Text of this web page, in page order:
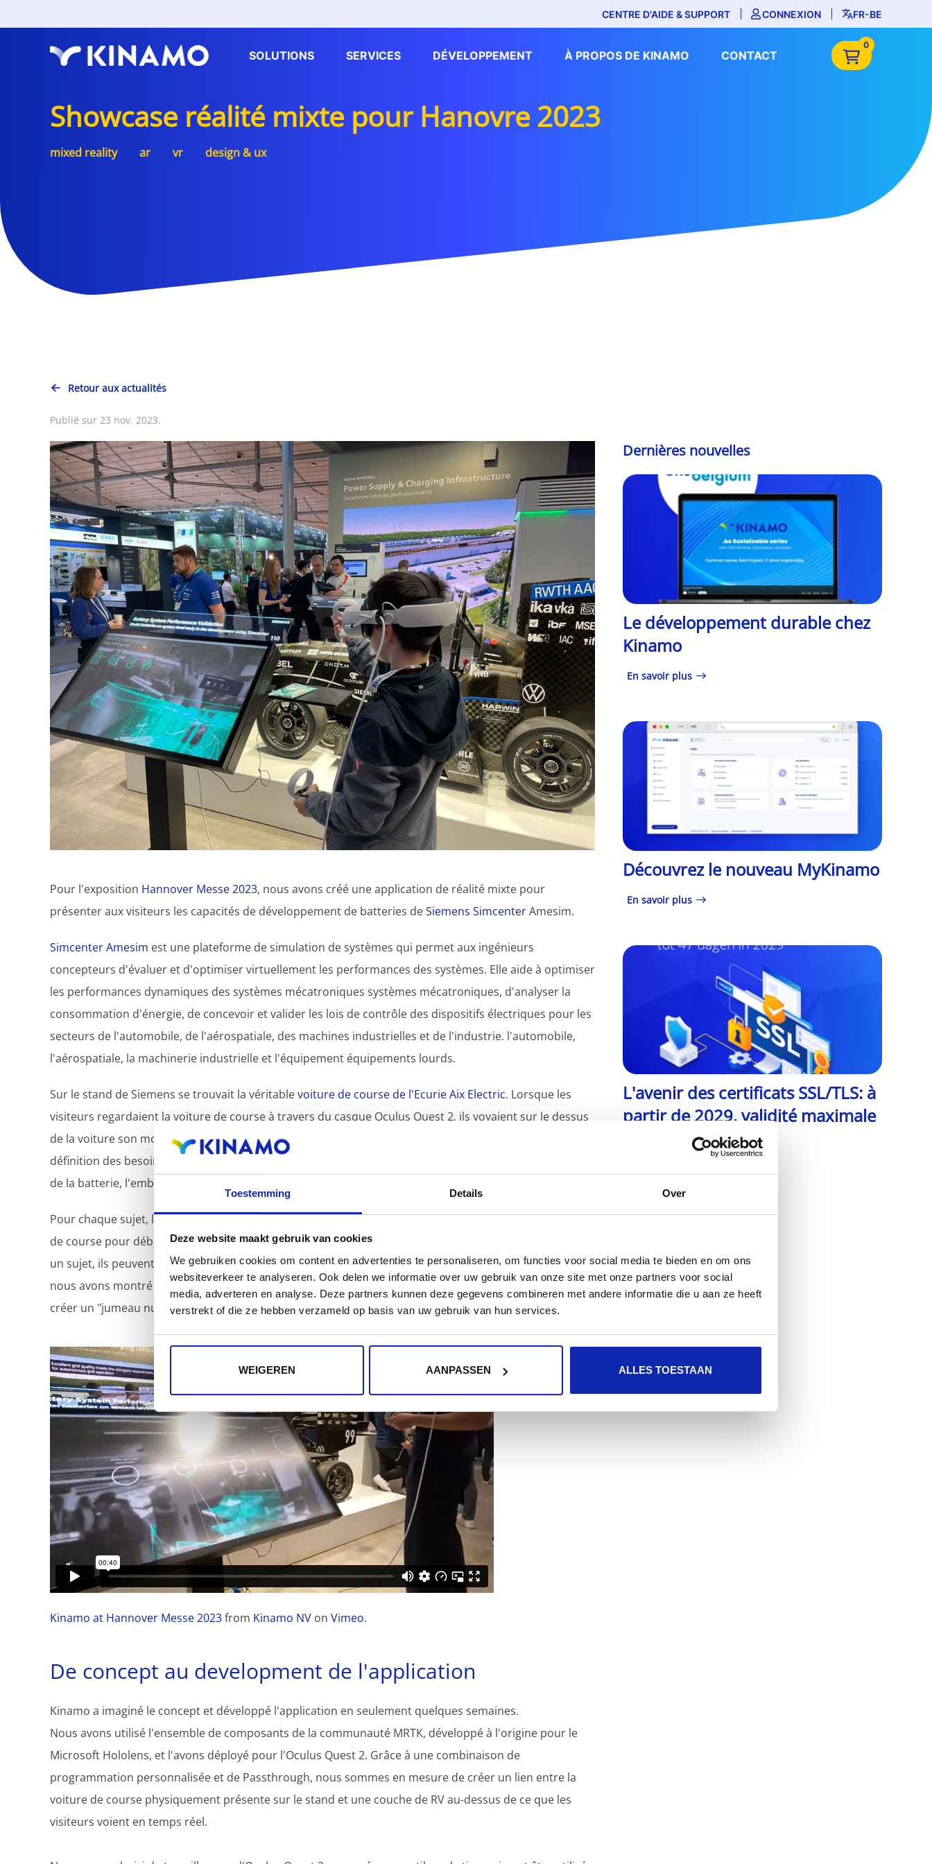
Toestemming Details Over
Deze website maakt gebruik van cookies
We gebruiken cookies om content en advertenties te personaliseren, om functies voor social media te bieden en om ons
websiteverkeer te analyseren. Ook delen we informatie over uw gebruik van onze site met onze partners voor social
media, adverteren en analyse. Deze partners kunnen deze gegevens combineren met andere informatie die u aan ze heeft
verstrekt of die ze hebben verzameld op basis van uw gebruik van hun services.
WEIGEREN AANPASSEN ALLES TOESTAAN
CENTRE D'AIDE & SUPPORT CONNEXION FR-BE
SOLUTIONS SERVICES DÉVELOPPEMENT À PROPOS DE KINAMO CONTACT
0
Showcase réalité mixte pour Hanovre 2023
mixed reality ar vr design & ux
Retour aux actualités
Publié sur 23 nov. 2023.
Pour l'exposition Hannover Messe 2023, nous avons créé une application de réalité mixte pour
présenter aux visiteurs les capacités de développement de batteries deSiemens SimcenterAmesim.
Simcenter Amesim est une plateforme de simulation de systèmes qui permet aux ingénieurs
concepteurs d'évaluer et d'optimiser virtuellement les performances des systèmes. Elle aide à optimiser
les performances dynamiques des systèmes mécatroniques systèmes mécatroniques, d'analyser la
consommation d'énergie, de concevoir et valider les lois de contrôle des dispositifs électriques pour les
secteurs de l'automobile, de l'aérospatiale, des machines industrielles et de l'industrie. l'automobile,
l'aérospatiale, la machinerie industrielle et l'équipement équipements lourds.
Sur le stand de Siemens se trouvait la véritablevoiture de course de l'Ecurie Aix Electric. Lorsque les
visiteurs regardaient la voiture de course à travers du casque Oculus Quest 2, ils voyaient sur le dessus
de la voiture son modèle CAD. Dans l'application, ils pouvaient découvrir des informations sur la
définition des besoins en matière de batterie, le refroidissement de la batterie, les exigences de charge
de la batterie, l'emballement thermique et le vieillissement et la dégradation des batteries.
Pour chaque sujet, les utilisateurs doivent placer une icône à un endroit précis au-dessus de la voiture
de course pour débloquer le niveau supplémentaire de l'application. Après avoir correctement activé
un sujet, ils peuvent d'abord inspecter, tenir et faire pivoter les modèles CAD. En lien avec chaque sujet,
nous avons montré aux visiteurs comment le logiciel Amesim est la solution dont ils ont besoin pour
créer un "jumeau numérique" sur lequel ils peuvent effectuer des simulations et des optimisations.
Kinamo at Hannover Messe 2023from Kinamo NV on Vimeo.
De concept au development de l'application
Kinamo a imaginé le concept et développé l'application en seulement quelques semaines.
Nous avons utilisé l'ensemble de composants de la communauté MRTK, développé à l'origine pour le
Microsoft Hololens, et l'avons déployé pour l'Oculus Quest 2. Grâce à une combinaison de
programmation personnalisée et de Passthrough, nous sommes en mesure de créer un lien entre la
voiture de course physiquement présente sur le stand et une couche de RV au-dessus de ce que les
visiteurs voient en temps réel.
Dernières nouvelles
Le développement durable chez
Kinamo
En savoir plus
Découvrez le nouveau MyKinamo
En savoir plus
L'avenir des certificats SSL/TLS: à
partir de 2029, validité maximale
de 47 jours